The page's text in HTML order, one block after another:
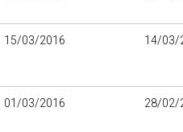
15/03/2016 14/03/
01/03/2016 28/02/